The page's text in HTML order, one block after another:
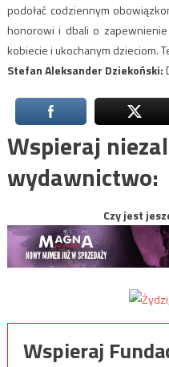
podołać codziennym
honorowi i dbali o
kobiecie i ukochanym dzieciom.
Stefan Aleksander Dziekoński:
Wspieraj
wydawnictwo:
Czy jest
Wspieraj